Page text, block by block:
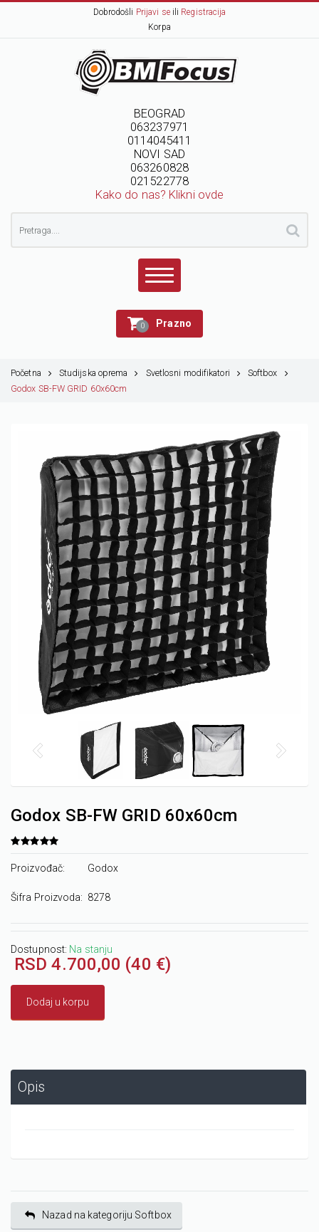
Dobrodošli Prijavi seili Registracija
Korpa
BEOGRAD
063237971
0114045411
NOVI SAD
063260828
021522778
Kako do nas? Klikni ovde
0 Prazno
Početna Studijska oprema Svetlosni modifikatori
Softbox
Godox SB-FW GRID 60x60cm
Godox SB-FW GRID 60x60cm
Proizvođač: Godox
Šifra Proizvoda: 8278
Dostupnost: Na stanju
RSD 4.700,00 (40 €)
Dodaj u korpu
Opis
Nazad na kategoriju Softbox